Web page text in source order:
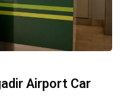
Airport Car